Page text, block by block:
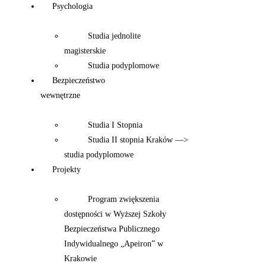
Psychologia
Studia jednolite
magisterskie
Studia podyplomowe
Bezpieczeństwo
wewnętrzne
Studia I Stopnia
Studia II stopnia Kraków —>
studia podyplomowe
Projekty
Program zwiększenia
dostępności w Wyższej Szkoły
Bezpieczeństwa Publicznego
Indywidualnego „Apeiron” w
Krakowie